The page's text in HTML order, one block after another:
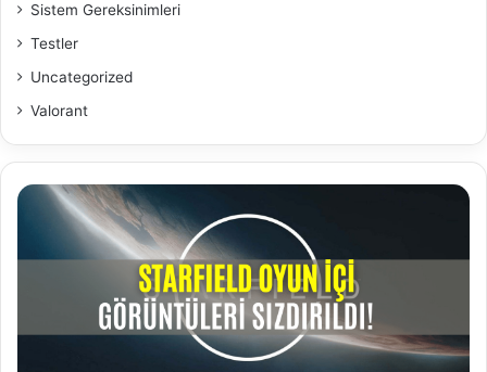
Sistem Gereksinimleri
Testler
Uncategorized
Valorant